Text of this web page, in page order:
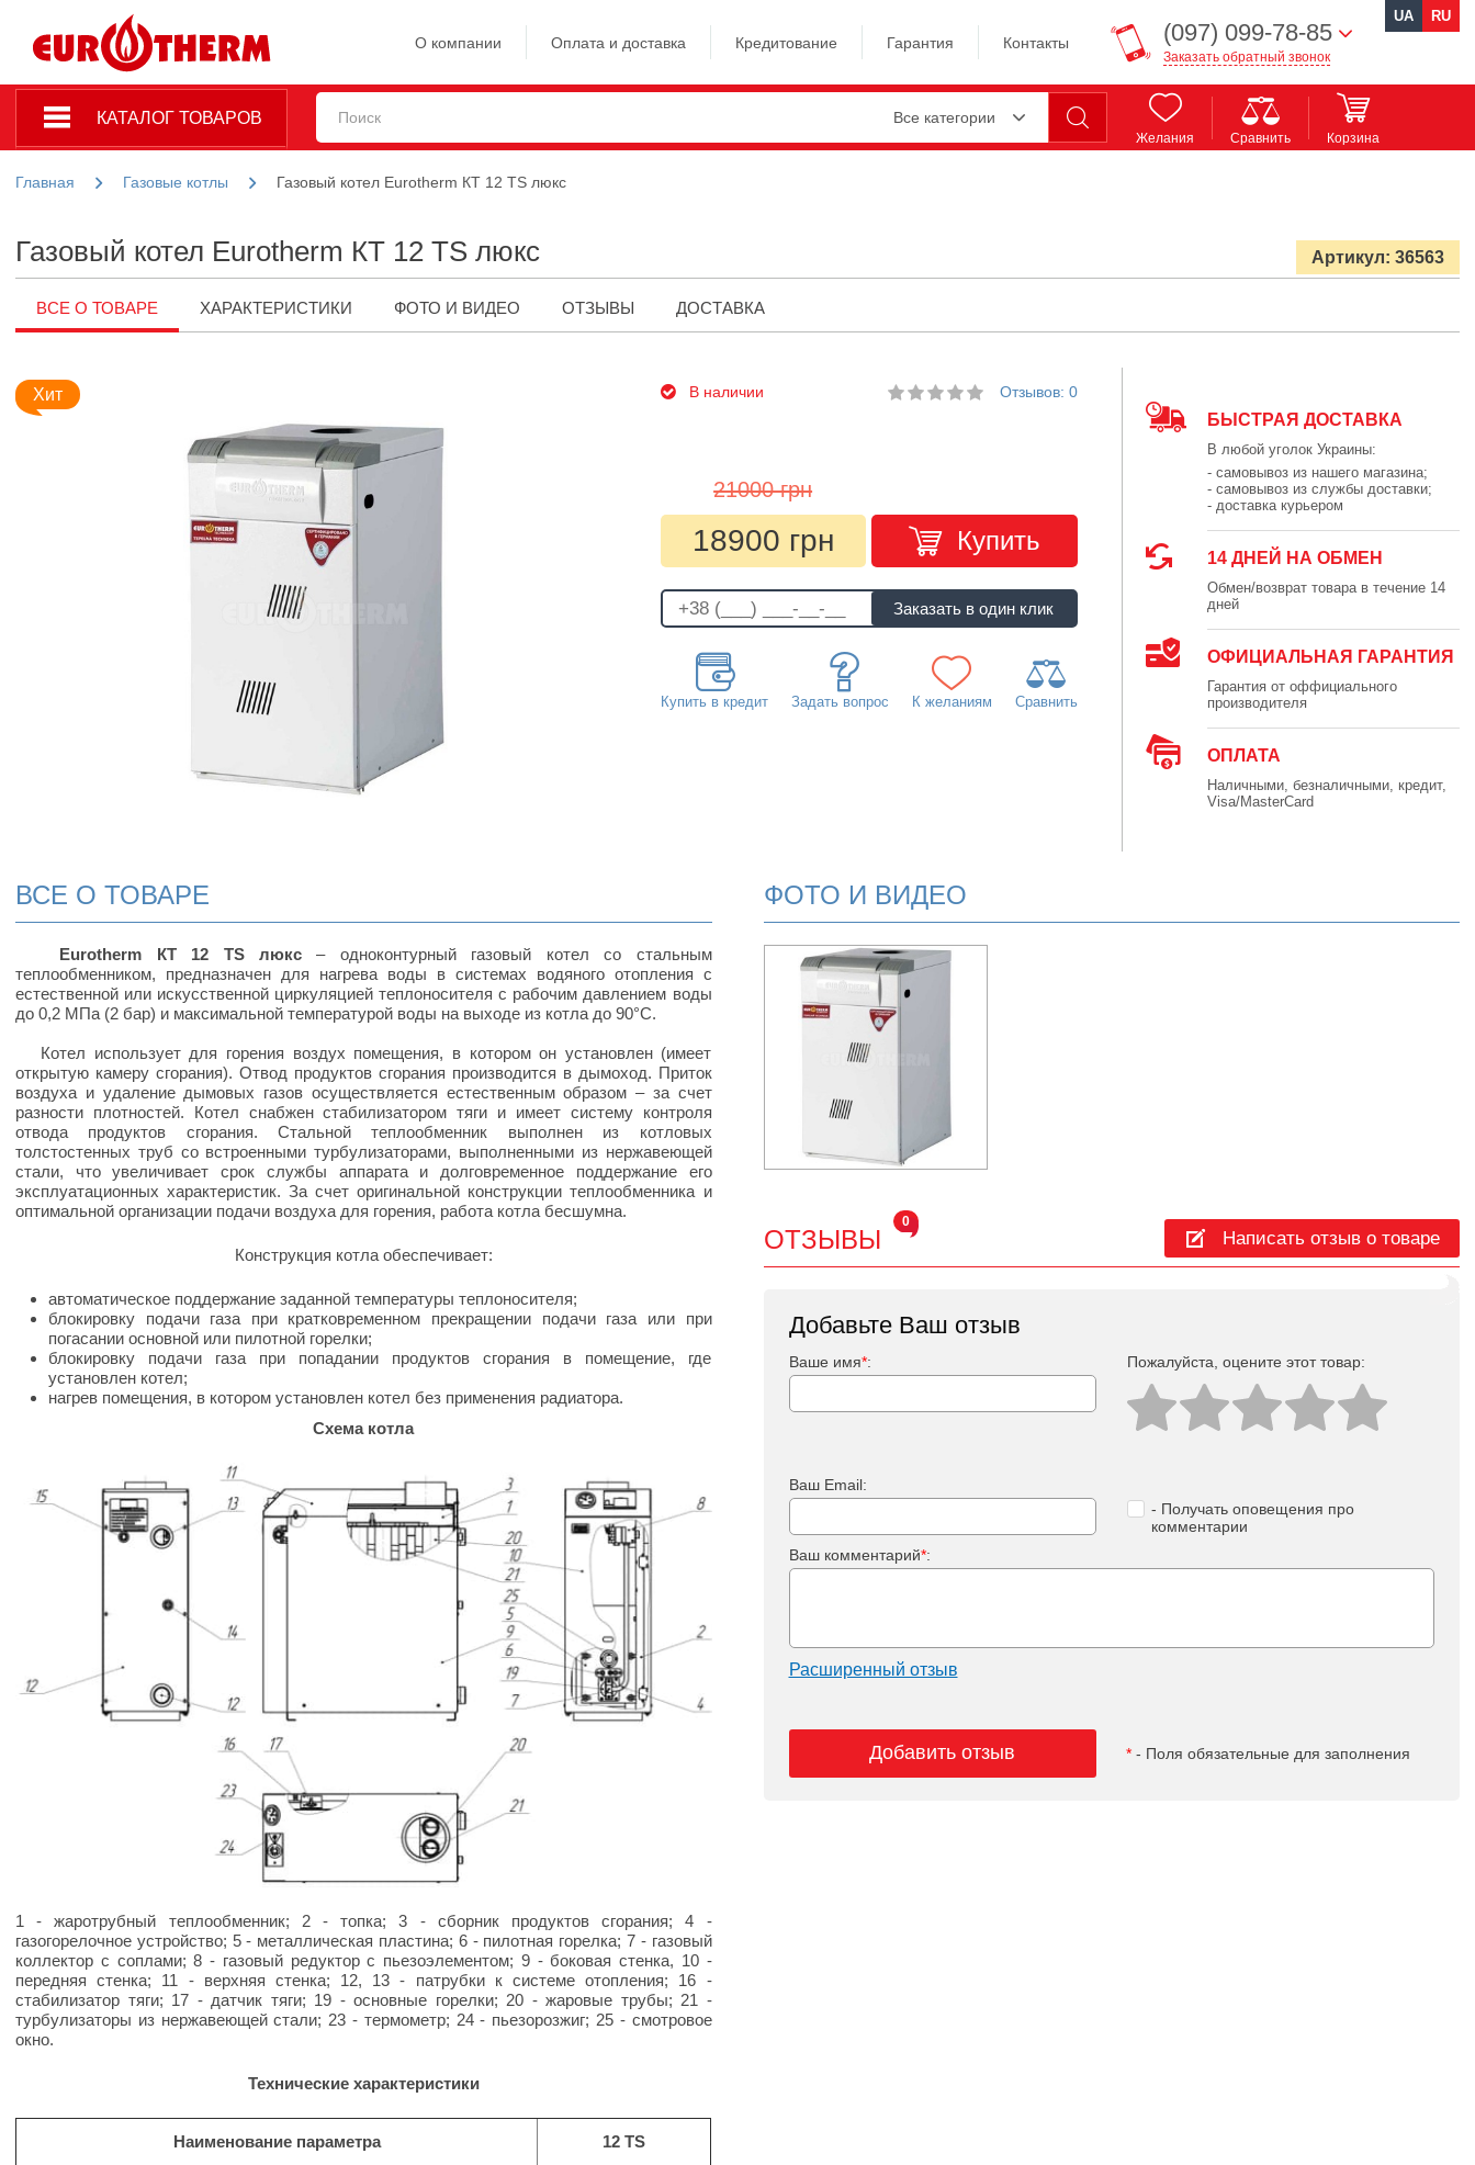
О компании Оплата и доставка Кредитование Гарантия Контакты (097) 099-78-85
Заказать обратный звонок
UA RU
КАТАЛОГ ТОВАРОВ Все категории
Желания Сравнить Корзина
Главная Газовые котлы Газовый котел Eurotherm КТ 12 TS люкс
Газовый котел Eurotherm КТ 12 TS люкс Артикул: 36563
ВСЕ О ТОВАРЕ ХАРАКТЕРИСТИКИ ФОТО И ВИДЕО ОТЗЫВЫ ДОСТАВКА
Хит В наличии Отзывов: 0
21000 грн
18900 грн Купить
Купить в кредит Задать вопрос К желаниям Сравнить
БЫСТРАЯ ДОСТАВКА
В любой уголок Украины:
- самовывоз из нашего магазина;
- самовывоз из службы доставки;
- доставка курьером
14 ДНЕЙ НА ОБМЕН
Обмен/возврат товара в течение 14
дней
ОФИЦИАЛЬНАЯ ГАРАНТИЯ
Гарантия от оффициального
производителя
ОПЛАТА
Наличными, безналичными, кредит,
Visa/MasterCard
ВСЕ О ТОВАРЕ
Eurotherm КТ 12 TS люкс– одноконтурный газовый котел со стальным
теплообменником, предназначен для нагрева воды в системах водяного отопления с
естественной или искусственной циркуляцией теплоносителя с рабочим давлением воды
до 0,2 МПа (2 бар) и максимальной температурой воды на выходе из котла до 90°С.
Котел использует для горения воздух помещения, в котором он установлен (имеет
открытую камеру сгорания). Отвод продуктов сгорания производится в дымоход. Приток
воздуха и удаление дымовых газов осуществляется естественным образом – за счет
разности плотностей. Котел снабжен стабилизатором тяги и имеет систему контроля
отвода продуктов сгорания. Стальной теплообменник выполнен из котловых
толстостенных труб со встроенными турбулизаторами, выполненными из нержавеющей
стали, что увеличивает срок службы аппарата и долговременное поддержание его
эксплуатационных характеристик. За счет оригинальной конструкции теплообменника и
оптимальной организации подачи воздуха для горения, работа котла бесшумна.
Конструкция котла обеспечивает:
автоматическое поддержание заданной температуры теплоносителя;
блокировку подачи газа при кратковременном прекращении подачи газа или при
погасании основной или пилотной горелки;
блокировку подачи газа при попадании продуктов сгорания в помещение, где
установлен котел;
нагрев помещения, в котором установлен котел без применения радиатора.
Схема котла
1 - жаротрубный теплообменник; 2 - топка; 3 - сборник продуктов сгорания; 4 -
газогорелочное устройство; 5 - металлическая пластина; 6 - пилотная горелка; 7 - газовый
коллектор с соплами; 8 - газовый редуктор с пьезоэлементом; 9 - боковая стенка, 10 -
передняя стенка; 11 - верхняя стенка; 12, 13 - патрубки к системе отопления; 16 -
стабилизатор тяги; 17 - датчик тяги; 19 - основные горелки; 20 - жаровые трубы; 21 -
турбулизаторы из нержавеющей стали; 23 - термометр; 24 - пьезорозжиг; 25 - смотровое
окно.
Технические характеристики
Наименование параметра 12 TS
ФОТО И ВИДЕО
ОТЗЫВЫ
0
Написать отзыв о товаре
Добавьте Ваш отзыв
Ваше имя*: Пожалуйста, оцeните этот товар:
Ваш Email:
- Получать оповещения про
комментарии
Ваш комментарий*:
Расширенный отзыв
Добавить отзыв *- Поля обязательные для заполнения